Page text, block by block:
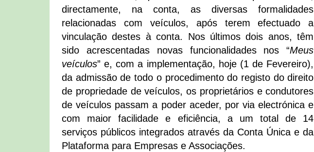
directamente, na conta, as diversas formalidades
relacionadas com veículos, após terem efectuado a
vinculação destes à conta. Nos últimos dois anos, têm
sido acrescentadas novas funcionalidades nos “Meus
veículos” e, com a implementação, hoje (1 de Fevereiro),
da admissão de todo o procedimento do registo do direito
de propriedade de veículos, os proprietários e condutores
de veículos passam a poder aceder, por via electrónica e
com maior facilidade e eficiência, a um total de 14
serviços públicos integrados através da Conta Única e da
Plataforma para Empresas e Associações.